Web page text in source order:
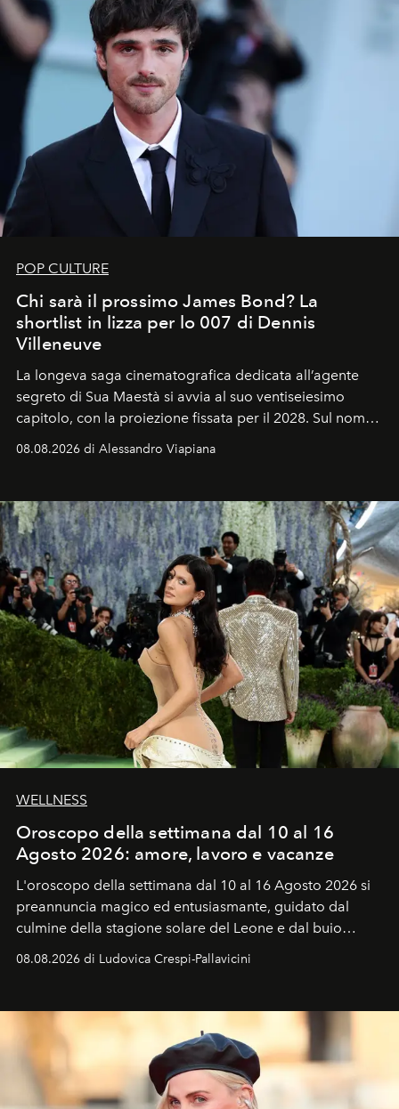
POP CULTURE
Chi sarà il prossimo James Bond? La
shortlist in lizza per lo 007 di Dennis
Villeneuve
La longeva saga cinematografica dedicata all’agente
segreto di Sua Maestà si avvia al suo ventiseiesimo
capitolo, con la proiezione fissata per il 2028. Sul nome
Craig, però, regna ancora il più assoluto riserbo.
08.08.2026 di Alessandro Viapiana
WELLNESS
Oroscopo della settimana dal 10 al 16
Agosto 2026: amore, lavoro e vacanze
L'oroscopo della settimana dal 10 al 16 Agosto 2026 si
preannuncia magico ed entusiasmante, guidato dal
culmine della stagione solare del Leone e dal buio
ideale per la notte delle Perseidi.
08.08.2026 di Ludovica Crespi-Pallavicini